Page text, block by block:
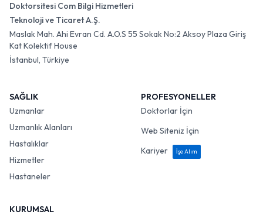
Doktorsitesi Com Bilgi Hizmetleri
Teknoloji ve Ticaret A.Ş.
Maslak Mah. Ahi Evran Cd. A.O.S 55 Sokak No:2 Aksoy Plaza Giriş
Kat Kolektif House
İstanbul, Türkiye
SAĞLIK
Uzmanlar
Uzmanlık Alanları
Hastalıklar
Hizmetler
Hastaneler
PROFESYONELLER
Doktorlar İçin
Web Siteniz İçin
Kariyer
İşe Alım
KURUMSAL